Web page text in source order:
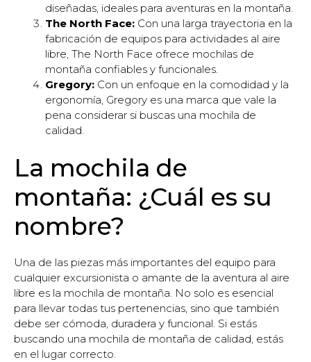
diseñadas, ideales para aventuras en la montaña.
The North Face: Con una larga trayectoria en la
fabricación de equipos para actividades al aire
libre, The North Face ofrece mochilas de
montaña confiables y funcionales.
Gregory: Con un enfoque en la comodidad y la
ergonomía, Gregory es una marca que vale la
pena considerar si buscas una mochila de
calidad.
La mochila de
montaña: ¿Cuál es su
nombre?
Una de las piezas más importantes del equipo para
cualquier excursionista o amante de la aventura al aire
libre es la mochila de montaña. No solo es esencial
para llevar todas tus pertenencias, sino que también
debe ser cómoda, duradera y funcional. Si estás
buscando una mochila de montaña de calidad, estás
en el lugar correcto.